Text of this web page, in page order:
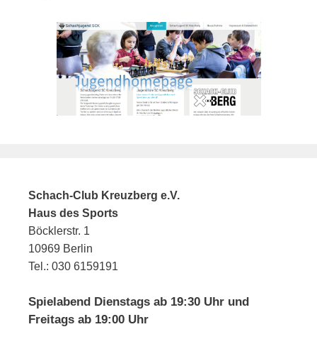
Schach-Club Kreuzberg e.V.
Haus des Sports
Böcklerstr. 1
10969 Berlin
Tel.: 030 6159191
Spielabend Dienstags ab 19:30 Uhr und
Freitags ab 19:00 Uhr